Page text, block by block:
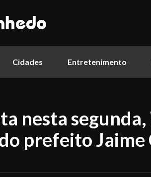
Cidades Entretenimento
nesta
prefeito Jaime